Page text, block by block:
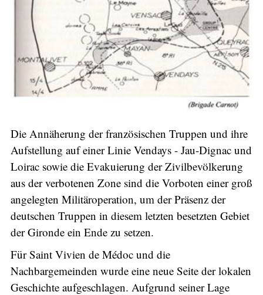
Die Annäherung der französischen Truppen und ihre
Aufstellung auf einer Linie Vendays - Jau-Dignac und
Loirac sowie die Evakuierung der Zivilbevölkerung
aus der verbotenen Zone sind die Vorboten einer groß
angelegten Militäroperation, um der Präsenz der
deutschen Truppen in diesem letzten besetzten Gebiet
der Gironde ein Ende zu setzen.
Für Saint Vivien de Médoc und die
Nachbargemeinden wurde eine neue Seite der lokalen
Geschichte aufgeschlagen. Aufgrund seiner Lage